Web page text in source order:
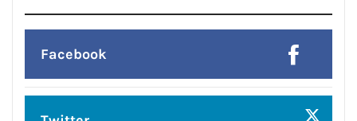
Posted On:8 Aug 2026
लायंस क्लब जालंधर’ ने लायंस भवन में मनाया
भव्य तीज महोत्सव*